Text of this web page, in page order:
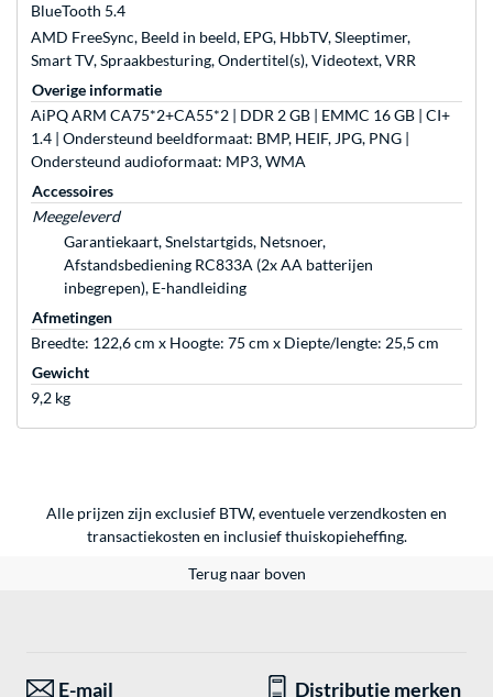
BlueTooth 5.4
AMD FreeSync, Beeld in beeld, EPG, HbbTV, Sleeptimer,
Smart TV, Spraakbesturing, Ondertitel(s), Videotext, VRR
Overige informatie
AiPQ ARM CA75*2+CA55*2 | DDR 2 GB | EMMC 16 GB | CI+
1.4 | Ondersteund beeldformaat: BMP, HEIF, JPG, PNG |
Ondersteund audioformaat: MP3, WMA
Accessoires
Meegeleverd
Garantiekaart, Snelstartgids, Netsnoer,
Afstandsbediening RC833A (2x AA batterijen
inbegrepen), E-handleiding
Afmetingen
Breedte: 122,6 cm x Hoogte: 75 cm x Diepte/lengte: 25,5 cm
Gewicht
9,2 kg
Alle prijzen zijn exclusief BTW, eventuele verzendkosten en
transactiekosten en inclusief thuiskopieheffing.
Terug naar boven
E-mail Distributie merken